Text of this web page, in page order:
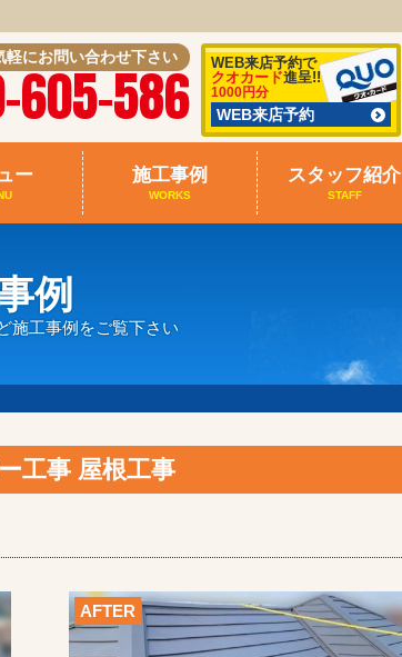
軽にお問い合わせ下さい
605-586
WEB来店予約で
クオカード進呈!!
1000円分
WEB来店予約
ー 施工事例
WORKS
スタッフ紹介
STAFF
例
施工事例をご覧下さい
工事 屋根工事
AFTER